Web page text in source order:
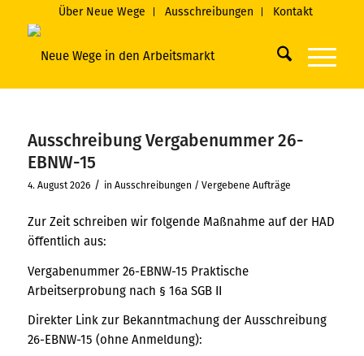
Über Neue Wege Ausschreibungen Kontakt
Ausschreibung Vergabenummer 26-
EBNW-15
4. August 2026 / in Ausschreibungen / Vergebene Aufträge
Zur Zeit schreiben wir folgende Maßnahme auf der HAD
öffentlich aus:
Vergabenummer 26-EBNW-15 Praktische
Arbeitserprobung nach § 16a SGB II
Direkter Link zur Bekanntmachung der Ausschreibung
26-EBNW-15 (ohne Anmeldung):